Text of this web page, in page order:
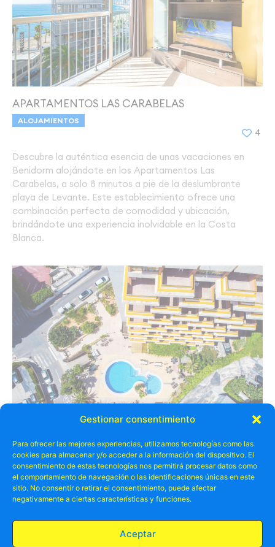
Gestionar consentimiento
Para ofrecer las mejores experiencias, utilizamos tecnologías como las
cookies para almacenar y/o acceder a la información del dispositivo. El
consentimiento de estas tecnologías nos permitirá procesar datos como
el comportamiento de navegación o las identificaciones únicas en este
sitio. No consentir o retirar el consentimiento, puede afectar
negativamente a ciertas características y funciones.
Aceptar
APARTAMENTOS LAS CARABELAS
ALOJAMIENTOS
4
Descubre la auténtica esencia de unas vacaciones en
Benidorm alojándote en los Apartamentos Las
Carabelas, a solo 8 minutos a pie de la deslumbrante
playa de Levante. Este establecimiento ofrece una
combinación perfecta de comodidad y ubicación,
brindándote una experiencia inolvidable en la Costa
Blanca.
APARTAMENTOS PICASSO BENIDORM
ALOJAMIENTOS
Descubre la comodidad y la conveniencia en los
Apartamentos Picasso, estratégicamente ubicados en el
pintoresco Rincón de Loix en Benidorm. A solo 600
bullicioso centro turístico, estos apartamentos ofrecen
un refugio sereno y acogedor. Sin embargo, ten en